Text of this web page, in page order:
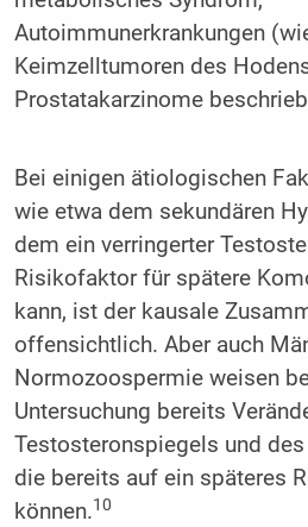
Autoimmunerkrankungen
Keimzelltumoren des
Prostatakarzinome
Bei einigen ätiologischen
wie etwa dem sekundären
dem ein verringerter
Risikofaktor für spätere
kann, ist der kausale
offensichtlich. Aber auch
Normozoospermie weisen
Untersuchung bereits
Testosteronspiegels und
die bereits auf ein späteres
können.10